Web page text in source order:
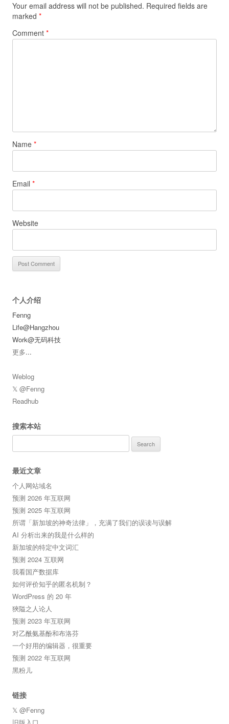
Your email address will not be published. Required fields are
marked *
Comment *
Name *
Email *
Website
个人介绍
Fenng
Life@Hangzhou
Work@无码科技
更多...
Weblog
𝕏 @Fenng
Readhub
搜索本站
for:
最近文章
个人网站域名
预测 2026 年互联网
预测 2025 年互联网
所谓「新加坡的神奇法律」，充满了我们的误读与误解
AI 分析出来的我是什么样的
新加坡的特定中文词汇
预测 2024 互联网
我看国产数据库
如何评价知乎的匿名机制？
WordPress 的 20 年
狹隘之人论人
预测 2023 年互联网
对乙酰氨基酚和布洛芬
一个好用的编辑器，很重要
预测 2022 年互联网
黑粉儿
链接
𝕏 @Fenng